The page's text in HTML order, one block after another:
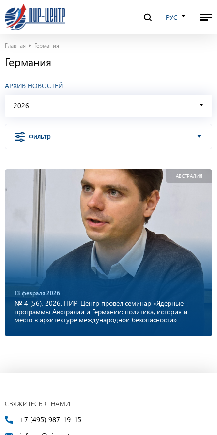
РУС
Главная Германия
Германия
АРХИВ НОВОСТЕЙ
2026
Фильтр
АВСТРАЛИЯ
13 февраля 2026
№ 4 (56), 2026. ПИР-Центр провел семинар «Ядерные
программы Австралии и Германии: политика, история и
место в архитектуре международной безопасности»
СВЯЖИТЕСЬ С НАМИ
+7 (495) 987-19-15